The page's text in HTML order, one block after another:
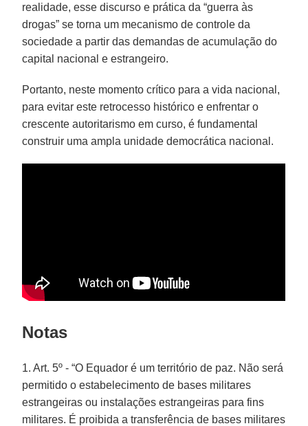
realidade, esse discurso e prática da “guerra às
drogas” se torna um mecanismo de controle da
sociedade a partir das demandas de acumulação do
capital nacional e estrangeiro.
Portanto, neste momento crítico para a vida nacional,
para evitar este retrocesso histórico e enfrentar o
crescente autoritarismo em curso, é fundamental
construir uma ampla unidade democrática nacional.
Notas
1. Art. 5º - “O Equador é um território de paz. Não será
permitido o estabelecimento de bases militares
estrangeiras ou instalações estrangeiras para fins
militares. É proibida a transferência de bases militares